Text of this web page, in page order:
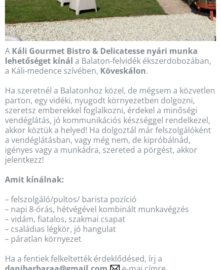
A Káli Gourmet Bistro & Delicatesse nyári munka
lehetőséget kínál a Balaton-felvidék ékszerdobozában,
a Káli-medence szívében, Köveskálon.
Ha szeretnél a Balatonhoz közel, de mégsem a közvetlen
parton, egy vidéki, nyugodt környezetben dolgozni,
szeretsz emberekkel foglalkozni, érdekel a minőségi
vendéglátás, jó kommunikációs készséggel rendelkezel,
akkor köztük a helyed! Ha dolgoztál már felszolgálóként
a vendéglátásban, vagy még nem, de kipróbálnád,
igényes vagy a munkádra, szereted a pörgést, akkor
jelentkezz!
Amit kínálnak:
– felszolgáló/pultos/ barista pozíció
– napi 8-órás, hétvégével kombinált munkavégzés
– vidám, fiatalos, szakmai csapat
– családias légkör, jó hangulat
– páratlan környezet
Ha a fentiek felkeltették érdeklődésed, írj a